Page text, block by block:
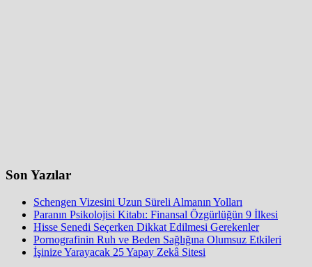
Son Yazılar
Schengen Vizesini Uzun Süreli Almanın Yolları
Paranın Psikolojisi Kitabı: Finansal Özgürlüğün 9 İlkesi
Hisse Senedi Seçerken Dikkat Edilmesi Gerekenler
Pornografinin Ruh ve Beden Sağlığına Olumsuz Etkileri
İşinize Yarayacak 25 Yapay Zekâ Sitesi